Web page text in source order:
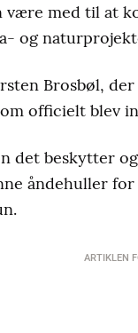
være med til at
og
Brosbøl,
officielt blev
det beskytter
åndehuller
ARTIKLEN